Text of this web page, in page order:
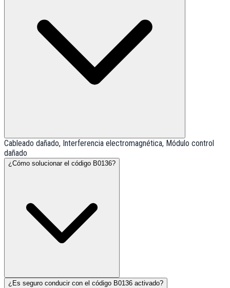
Cableado dañado, Interferencia electromagnética, Módulo control
dañado
¿Cómo solucionar el código B0136?
¿Es seguro conducir con el código B0136 activado?